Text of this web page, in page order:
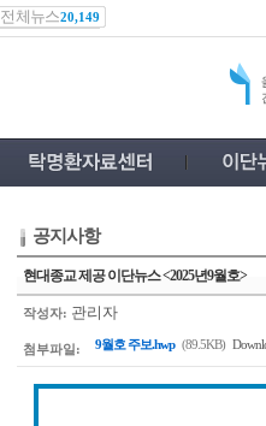
전체뉴스20,149
공지사항
현대종교 제공 이단뉴스 <2025년9월호>
작성자: 관리자
첨부파일: 9월호 주보.hwp (89.5KB)